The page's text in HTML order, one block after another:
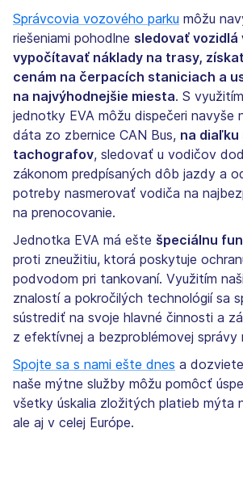
Správcovia vozového parku môžu
riešeniami pohodlne sledovať vozidlá
vypočítavať náklady na trasy,
cenám na čerpacích staniciach a
na najvýhodnejšie miesta. S
jednotky EVA môžu dispečeri navyše
dáta zo zbernice CAN Bus, na
tachografov, sledovať u vodičov
zákonom predpísaných dôb jazdy a
potreby nasmerovať vodiča na
na prenocovanie.
Jednotka EVA má ešte špeciálnu
proti zneužitiu, ktorá poskytuje
podvodom pri tankovaní. Využitím
znalostí a pokročilých technológií sa
sústrediť na svoje hlavné činnosti a
z efektívnej a bezproblémovej správy
Spojte sa s nami ešte dnes a
naše mýtne služby môžu pomôcť
všetky úskalia zložitých platieb mýta
ale aj v celej Európe.